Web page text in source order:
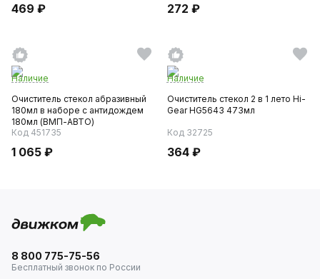
469 ₽ 272 ₽
Наличие
Очиститель стекол абразивный
180мл в наборе с антидождем
180мл (ВМП-АВТО)
Код 451735
1 065 ₽
Наличие
Очиститель стекол 2 в 1 лето Hi-
Gear HG5643 473мл
Код 32725
364 ₽
8 800 775-75-56
Бесплатный звонок по России